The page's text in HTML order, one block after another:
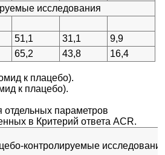
исследования
51,1 31,1
9,9
65,2 43,8 16,4
к плацебо).
к плацебо).
параметров
в Критерий ответа ACR.
контролируемые